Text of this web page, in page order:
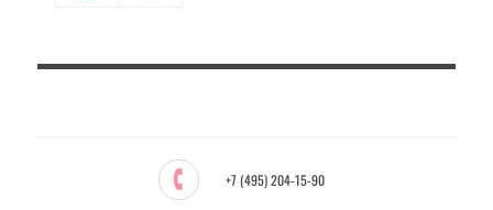
+7 (495) 204-15-90